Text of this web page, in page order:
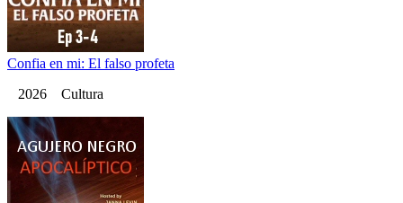
Confia en mi: El falso profeta
2026 Cultura